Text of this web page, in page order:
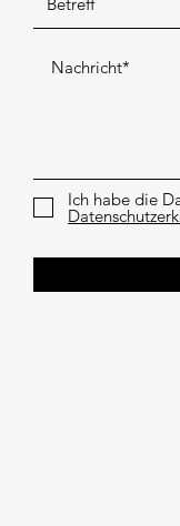
Ich habe die